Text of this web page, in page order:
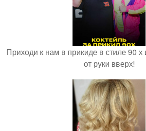
Приходи к нам в прикиде в стиле 90 х
от руки вверх!